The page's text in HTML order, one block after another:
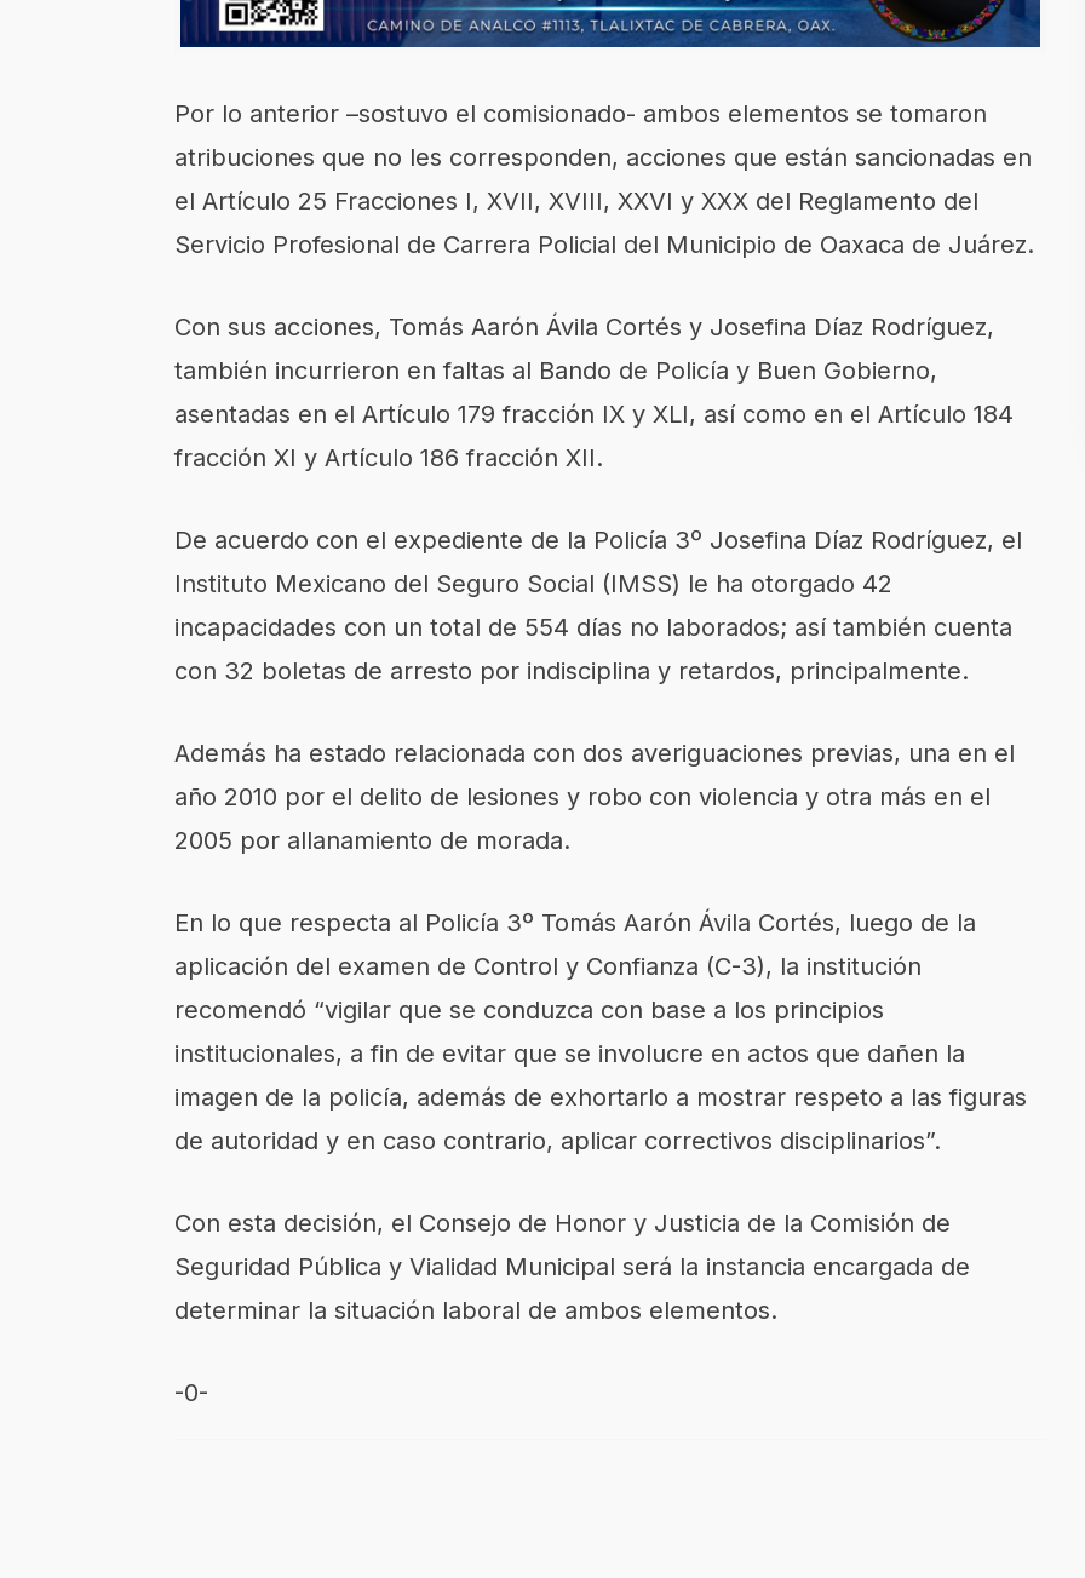
Por lo anterior –sostuvo el comisionado- ambos elementos se tomaron
atribuciones que no les corresponden, acciones que están sancionadas en
el Artículo 25 Fracciones I, XVII, XVIII, XXVI y XXX del Reglamento del
Servicio Profesional de Carrera Policial del Municipio de Oaxaca de Juárez.
Con sus acciones, Tomás Aarón Ávila Cortés y Josefina Díaz Rodríguez,
también incurrieron en faltas al Bando de Policía y Buen Gobierno,
asentadas en el Artículo 179 fracción IX y XLI, así como en el Artículo 184
fracción XI y Artículo 186 fracción XII.
De acuerdo con el expediente de la Policía 3º Josefina Díaz Rodríguez, el
Instituto Mexicano del Seguro Social (IMSS) le ha otorgado 42
incapacidades con un total de 554 días no laborados; así también cuenta
con 32 boletas de arresto por indisciplina y retardos, principalmente.
Además ha estado relacionada con dos averiguaciones previas, una en el
año 2010 por el delito de lesiones y robo con violencia y otra más en el
2005 por allanamiento de morada.
En lo que respecta al Policía 3º Tomás Aarón Ávila Cortés, luego de la
aplicación del examen de Control y Confianza (C-3), la institución
recomendó “vigilar que se conduzca con base a los principios
institucionales, a fin de evitar que se involucre en actos que dañen la
imagen de la policía, además de exhortarlo a mostrar respeto a las figuras
de autoridad y en caso contrario, aplicar correctivos disciplinarios”.
Con esta decisión, el Consejo de Honor y Justicia de la Comisión de
Seguridad Pública y Vialidad Municipal será la instancia encargada de
determinar la situación laboral de ambos elementos.
-0-